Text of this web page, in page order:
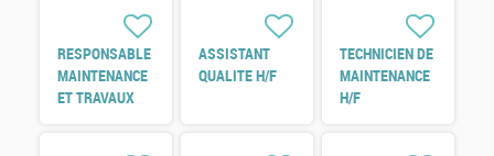
RESPONSABLE
MAINTENANCE
ET TRAVAUX
ASSISTANT
QUALITE H/F
TECHNICIEN DE
MAINTENANCE
H/F